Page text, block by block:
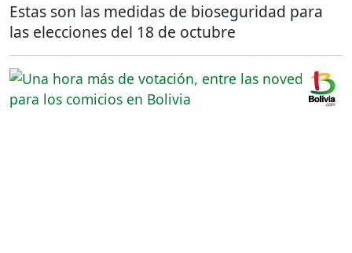
Estas son las medidas de bioseguridad para
las elecciones del 18 de octubre